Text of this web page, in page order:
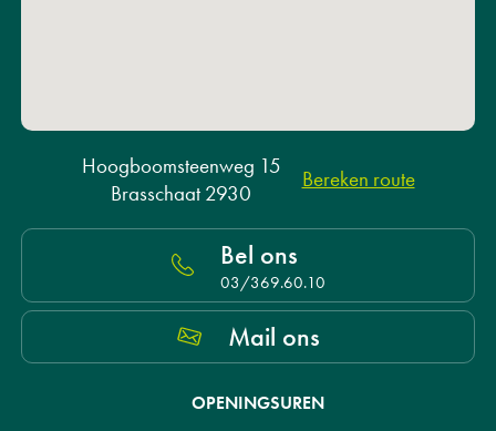
Hoogboomsteenweg 15
Brasschaat 2930
Bereken route
Bel ons
03/369.60.10
Mail ons
OPENINGSUREN